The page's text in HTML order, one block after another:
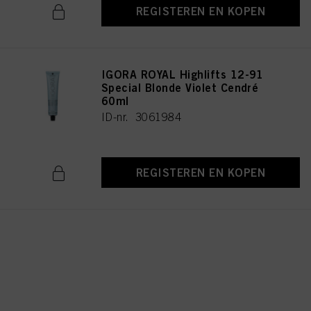
REGISTEREN EN KOPEN
IGORA ROYAL Highlifts 12-91
Special Blonde Violet Cendré
60ml
ID-nr. 3061984
REGISTEREN EN KOPEN